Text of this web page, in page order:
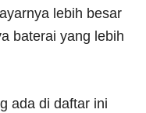
lebih besar
baterai yang lebih
ada di daftar ini